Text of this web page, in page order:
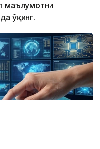
маълумотни
ўқинг.